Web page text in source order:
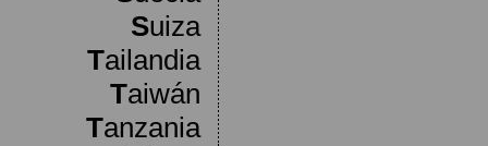
Suiza
Tailandia
Taiwán
Tanzania